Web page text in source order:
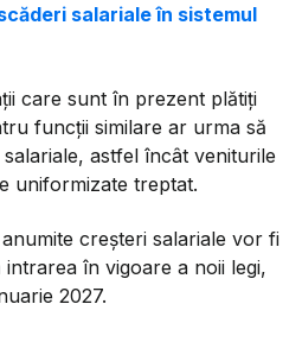
salariale în sistemul
care sunt în prezent plătiți
funcții similare ar urma să
astfel încât veniturile
uniformizate treptat.
creșteri salariale vor fi
în vigoare a noii legi,
2027.